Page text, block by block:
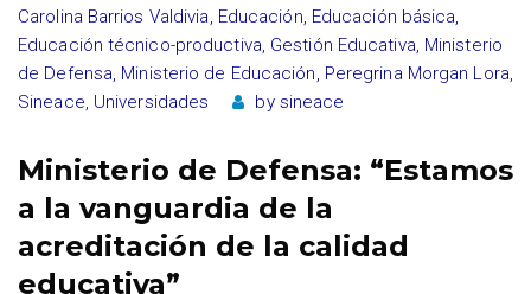
Carolina Barrios Valdivia, Educación, Educación básica,
Educación técnico-productiva, Gestión Educativa, Ministerio
de Defensa, Ministerio de Educación, Peregrina Morgan Lora,
Sineace, Universidades by sineace
Ministerio de Defensa: “Estamos
a la vanguardia de la
acreditación de la calidad
educativa”